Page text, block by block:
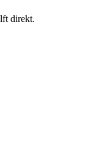
direkt.